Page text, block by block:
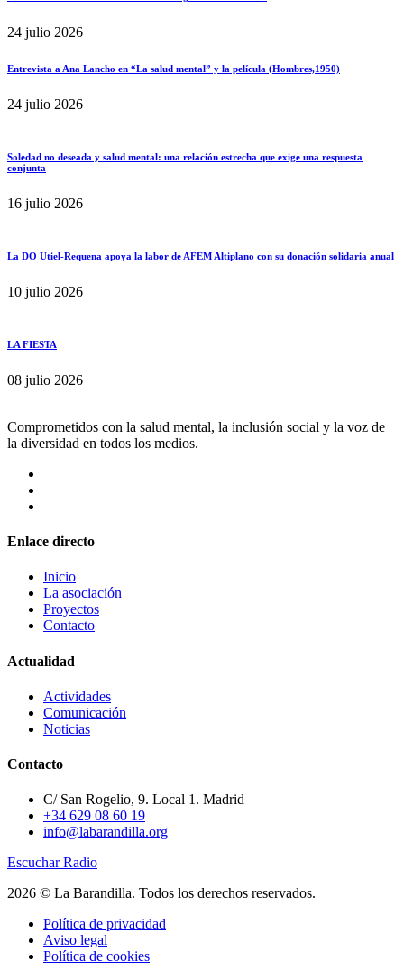
24 julio 2026
Entrevista a Ana Lancho en “La salud mental” y la película (Hombres,1950)
24 julio 2026
Soledad no deseada y salud mental: una relación estrecha que exige una respuesta
conjunta
16 julio 2026
La DO Utiel-Requena apoya la labor de AFEM Altiplano con su donación solidaria anual
10 julio 2026
LA FIESTA
08 julio 2026
Comprometidos con la salud mental, la inclusión social y la voz de
la diversidad en todos los medios.
Enlace directo
Inicio
La asociación
Proyectos
Contacto
Actualidad
Actividades
Comunicación
Noticias
Contacto
C/ San Rogelio, 9. Local 1. Madrid
+34 629 08 60 19
info@labarandilla.org
Escuchar Radio
2026 © La Barandilla. Todos los derechos reservados.
Política de privacidad
Aviso legal
Política de cookies